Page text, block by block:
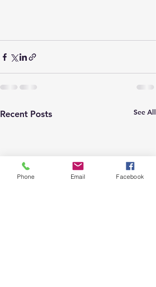
Recent Posts See All
Phone Email Facebook